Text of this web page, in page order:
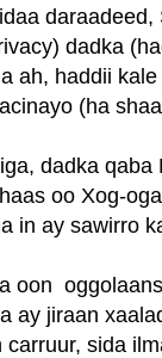
dadka
ah, haddii
(ha
dadka qaba
oo Xog-
in ay sawirro
oon
ay jiraan
sida